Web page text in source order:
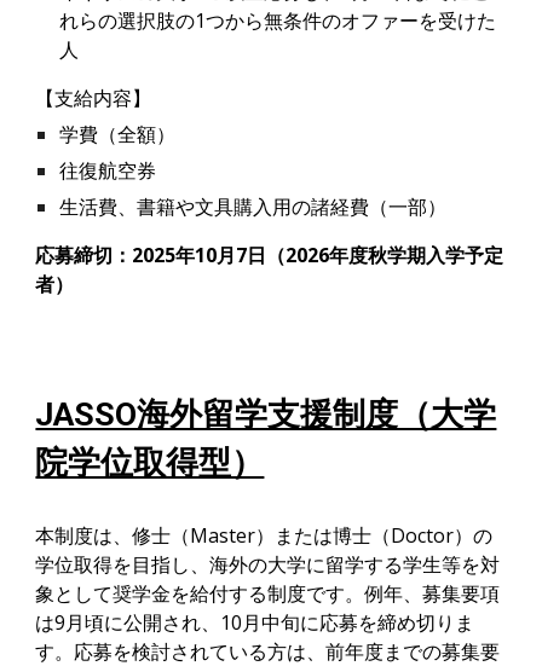
れらの選択肢の1つから無条件のオファーを受けた
人
【支給内容】
学費 （全額）
往復航空券
生活費、書籍や文具購入用の諸経費（一部）
応募締切：2025年10月7日（2026年度秋学期入学予定
者）
JASSO海外留学支援制度（大学
院学位取得型）
本制度は、修士（Master）または博士（Doctor）の
学位取得を目指し、海外の大学に留学する学生等を対
象として奨学金を給付する制度です。例年、募集要項
は9月頃に公開され、10月中旬に応募を締め切りま
す。応募を検討されている方は、前年度までの募集要